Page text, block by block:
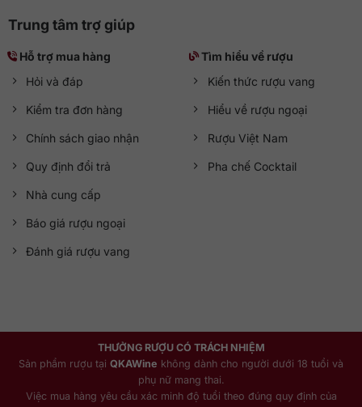
Trung tâm trợ giúp
Hỗ trợ mua hàng
Hỏi và đáp
Kiểm tra đơn hàng
Chính sách giao nhận
Quy định đổi trả
Nhà cung cấp
Báo giá rượu ngoại
Đánh giá rượu vang
Tìm hiểu về rượu
Kiến thức rượu vang
Hiểu về rượu ngoại
Rượu Việt Nam
Pha chế Cocktail
THƯỞNG RƯỢU CÓ TRÁCH NHIỆM
Sản phẩm rượu tại QKAWine không dành cho người dưới 18 tuổi và
phụ nữ mang thai.
Việc mua hàng yêu cầu xác minh độ tuổi theo đúng quy định của